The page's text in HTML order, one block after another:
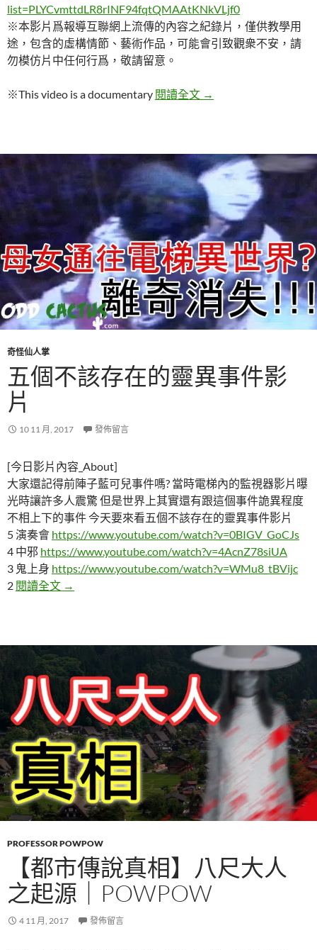
list=PLYCvmttdLR8rINF94fqtQMAAtKNkVLjf0
※本影片爲報導互聯網上流傳的內容之紀錄片，僅供教學用
途，包含的虛構情節、藝術作品，可能會引致觀衆不安，請
勿模仿片中任何行爲，敬請留意。
※This video is a documentary 閱讀全文 【DEEP WEB 暗網探
→
奇怪仙人掌
五個不該存在的靈異事件影
片
10 11 月, 2017 發佈留言
[今日影片內容_About]
大家還記得前陣子藍可兒事件嗎? 當時電梯內的監視器影片曝
光時讓許多人震驚 但是世界上其實還有跟這個事件詭異程度
不相上下的事件 今天要來看五個不該存在的靈異事件影片
5 演奏會 https://www.youtube.com/watch?v=0BIGV_GoCJs
4 中邪 https://www.youtube.com/watch?v=4AcnZ78siUA
3 鬼上身 https://www.youtube.com/watch?v=WMu8_tBVijc
2 閱讀全文 五個不該存在的靈異事件影片
→
PROFESSOR POWPOW
【都市傳說真相】八尺大人
之起源｜POWPOW
4 11 月, 2017 發佈留言